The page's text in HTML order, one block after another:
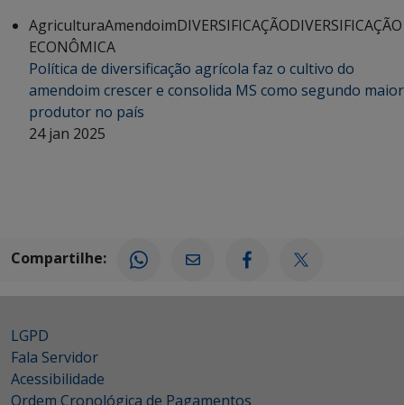
AgriculturaAmendoimDIVERSIFICAÇÃODIVERSIFICAÇÃO
ECONÔMICA
Política de diversificação agrícola faz o cultivo do
amendoim crescer e consolida MS como segundo maior
produtor no país
24 jan 2025
Compartilhe:
LGPD
Fala Servidor
Acessibilidade
Ordem Cronológica de Pagamentos